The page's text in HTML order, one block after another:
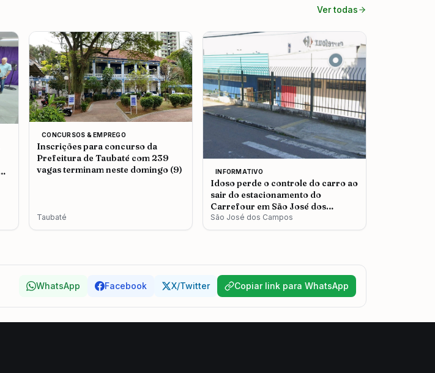
Ver todas
CONCURSOS & EMPREGO
Inscrições para concurso da
Prefeitura de Taubaté com 239
vagas terminam neste domingo (9)
Taubaté
INFORMATIVO
Idoso perde o controle do carro ao
sair do estacionamento do
Carrefour em São José dos
Campos
São José dos Campos
WhatsApp Facebook X/Twitter Copiar link para WhatsApp